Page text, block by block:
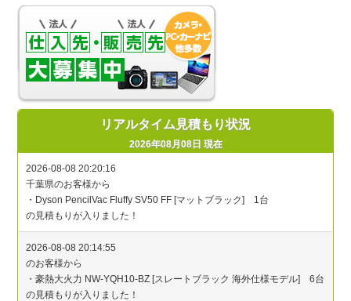
リアルタイム見積もり状況
2026年08月08日 現在